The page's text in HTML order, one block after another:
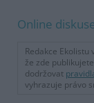
Online
Redakce
že zde
dodržovat
vyhrazuje právo